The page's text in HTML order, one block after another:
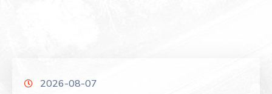
2026-08-07